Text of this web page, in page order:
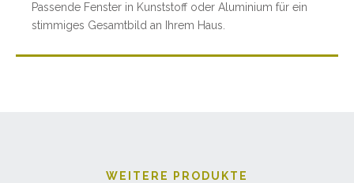
Passende Fenster in Kunststoff oder Aluminium für ein
stimmiges Gesamtbild an Ihrem Haus.
WEITERE PRODUKTE